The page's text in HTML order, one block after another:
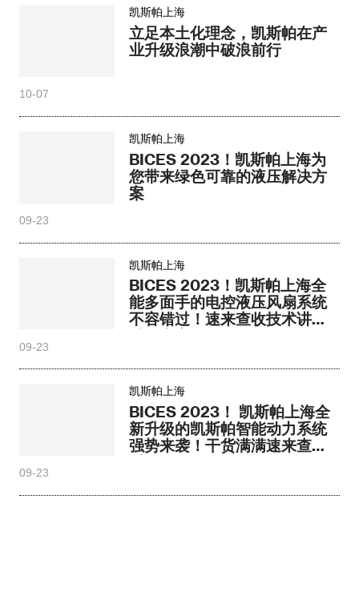
凯斯帕上海
立足本土化理念，凯斯帕在产
业升级浪潮中破浪前行
10-07
凯斯帕上海
BICES 2023！凯斯帕上海为
您带来绿色可靠的液压解决方
案
09-23
凯斯帕上海
BICES 2023！凯斯帕上海全
能多面手的电控液压风扇系统
不容错过！速来查收技术讲解
09-23
凯斯帕上海
BICES 2023！ 凯斯帕上海全
新升级的凯斯帕智能动力系统
强势来袭！干货满满速来查
09-23